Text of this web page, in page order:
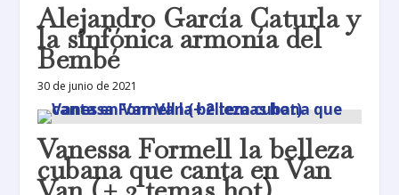
Alejandro García Caturla y
la sinfónica armonía del
Bembé
30 de junio de 2021
Vanessa Formell la belleza
cubana que canta en Van